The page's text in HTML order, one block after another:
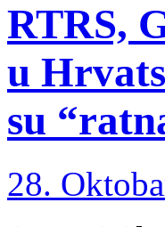
RTRS,
u
su
28.